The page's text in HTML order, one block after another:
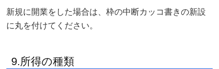
新規に開業をした場合は、枠の中断カッコ書きの新設
に丸を付けてください。
9.所得の種類